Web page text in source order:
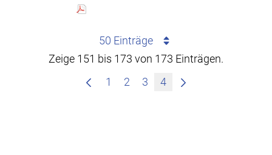
50 Einträge
Zeige 151 bis 173 von 173 Einträgen.
1
2 3 4